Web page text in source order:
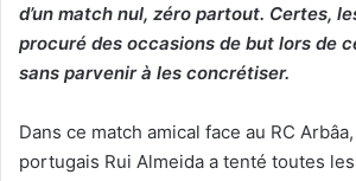
d’un match nul, zéro partout. Certes,
procuré des occasions de but lors de
sans parvenir à les concrétiser.
Dans ce match amical face au RC
portugais Rui Almeida a tenté toutes